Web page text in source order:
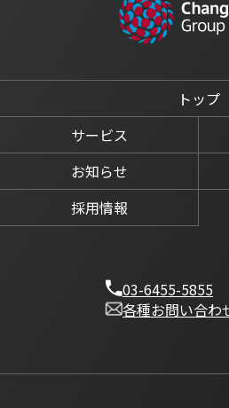
トップ
サービス
お知らせ
採用情報
03-6455-5855
各種お問い合わ